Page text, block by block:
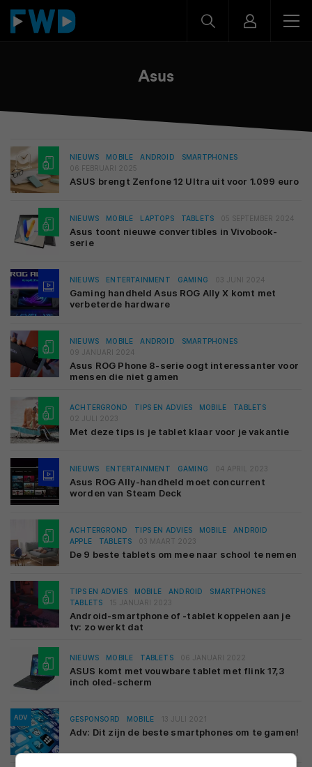
Asus
NIEUWS MOBILE ANDROID
SMARTPHONES
06 FEBRUARI 2025
ASUS brengt Zenfone 12 Ultra uit voor 1.099 euro
NIEUWS MOBILE LAPTOPS TABLETS 05 SEPTEMBER 2024
Asus toont nieuwe convertibles in Vivobook-
serie
NIEUWS ENTERTAINMENT GAMING 03 JUNI 2024
Gaming handheld Asus ROG Ally X komt met
verbeterde hardware
NIEUWS MOBILE ANDROID
SMARTPHONES
09 JANUARI 2024
Asus ROG Phone 8-serie oogt interessanter voor
mensen die niet gamen
ACHTERGROND TIPS EN ADVIES MOBILE
TABLETS
02 JULI 2023
Met deze tips is je tablet klaar voor je vakantie
NIEUWS ENTERTAINMENT GAMING 04 APRIL 2023
Asus ROG Ally-handheld moet concurrent
worden van Steam Deck
ACHTERGROND TIPS EN ADVIES MOBILE
ANDROID
APPLE
TABLETS 03 MAART 2023
De 9 beste tablets om mee naar school te nemen
TIPS EN ADVIES MOBILE ANDROID
SMARTPHONES
TABLETS
15 JANUARI 2023
Android-smartphone of -tablet koppelen aan je
tv: zo werkt dat
NIEUWS MOBILE TABLETS 06 JANUARI 2022
ASUS komt met vouwbare tablet met flink 17,3
inch oled-scherm
ADV GESPONSORD MOBILE 13 JULI 2021
Adv: Dit zijn de beste smartphones om te gamen!